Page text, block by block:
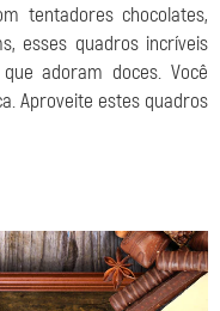
tentadores chocolates,
esses quadros incríveis
adoram doces. Você
Aproveite estes quadros